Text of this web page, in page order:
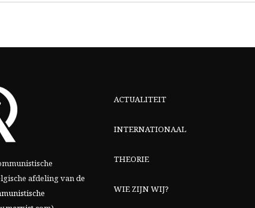
afdeling vande
ACTUALITEIT
INTERNATIONAAL
THEORIE
WIE ZIJN WIJ?